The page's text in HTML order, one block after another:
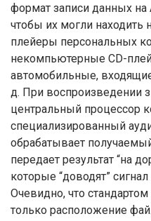
формат записи данных на
чтобы их могли находить
плейеры персональных
некомпьютерные CD-
автомобильные,
д. При воспроизведении
центральный процессор
специализированный
обрабатывает
передает результат “на
которые “доводят”
Очевидно, что
только расположение